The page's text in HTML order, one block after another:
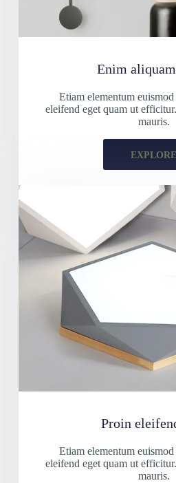
Enim
Etiam elementum
eleifend eget quam ut
mauris.
EXPLORE
Proin
Etiam elementum
eleifend eget quam ut
mauris.